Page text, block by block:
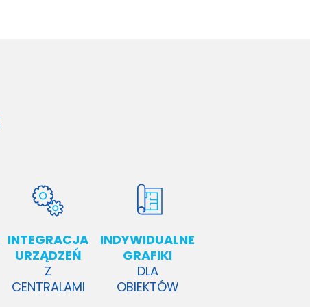
INTEGRACJA
URZĄDZEŃ
Z
CENTRALAMI
INDYWIDUALNE
GRAFIKI
DLA
OBIEKTÓW